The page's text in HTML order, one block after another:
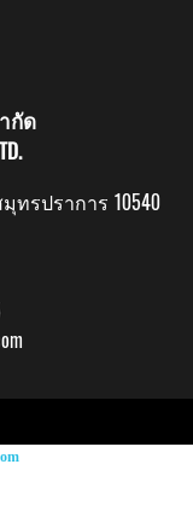
กัด
ทรปราการ 10540